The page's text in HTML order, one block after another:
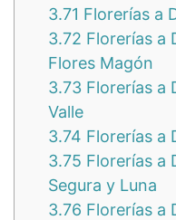
3.71 Florerías a
3.72 Florerías a
Flores Magón
3.73 Florerías a
Valle
3.74 Florerías a
3.75 Florerías a
Segura y Luna
3.76 Florerías a